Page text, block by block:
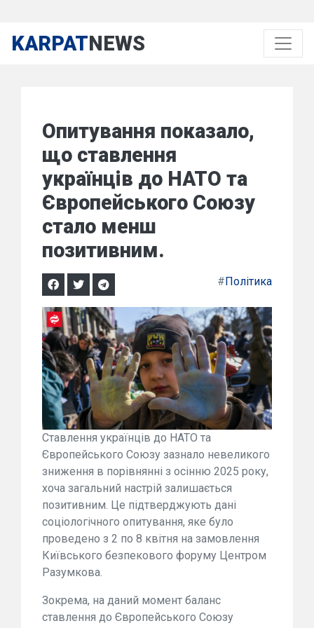
KARPATNEWS
Опитування показало,
що ставлення
українців до НАТО та
Європейського Союзу
стало менш
позитивним.
#Політика
Ставлення українців до НАТО та
Європейського Союзу зазнало невеликого
зниження в порівнянні з осінню 2025 року,
хоча загальний настрій залишається
позитивним. Це підтверджують дані
соціологічного опитування, яке було
проведено з 2 по 8 квітня на замовлення
Київського безпекового форуму Центром
Разумкова.
Зокрема, на даний момент баланс
ставлення до Європейського Союзу